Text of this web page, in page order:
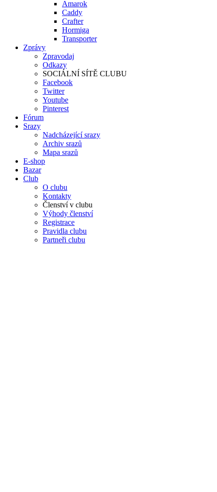
Amarok
Caddy
Crafter
Hormiga
Transporter
Zprávy
Zpravodaj
Odkazy
SOCIÁLNÍ SÍTĚ CLUBU
Facebook
Twitter
Youtube
Pinterest
Fórum
Srazy
Nadcházející srazy
Archiv srazů
Mapa srazů
E-shop
Bazar
Club
O clubu
Kontakty
Členství v clubu
Výhody členství
Registrace
Pravidla clubu
Partneři clubu